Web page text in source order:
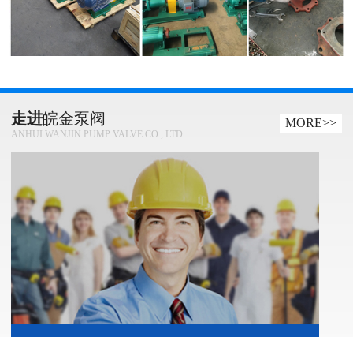
MORE>>
走进皖金泵阀
ANHUI WANJIN PUMP VALVE CO., LTD.